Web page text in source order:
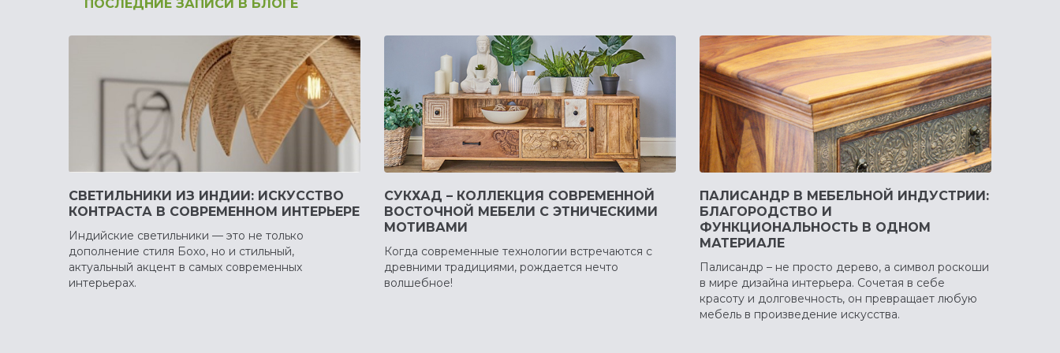
ПОСЛЕДНИЕ ЗАПИСИ В БЛОГЕ
СВЕТИЛЬНИКИ ИЗ ИНДИИ: ИСКУССТВО
КОНТРАСТА В СОВРЕМЕННОМ ИНТЕРЬЕРЕ
Индийские светильники — это не только
дополнение стиля Бохо, но и стильный,
актуальный акцент в самых современных
интерьерах.
СУКХАД – КОЛЛЕКЦИЯ СОВРЕМЕННОЙ
ВОСТОЧНОЙ МЕБЕЛИ С ЭТНИЧЕСКИМИ
МОТИВАМИ
Когда современные технологии встречаются с
древними традициями, рождается нечто
волшебное!
ПАЛИСАНДР В МЕБЕЛЬНОЙ ИНДУСТРИИ:
БЛАГОРОДСТВО И
ФУНКЦИОНАЛЬНОСТЬ В ОДНОМ
МАТЕРИАЛЕ
Палисандр – не просто дерево, а символ роскоши
в мире дизайна интерьера. Сочетая в себе
красоту и долговечность, он превращает любую
мебель в произведение искусства.